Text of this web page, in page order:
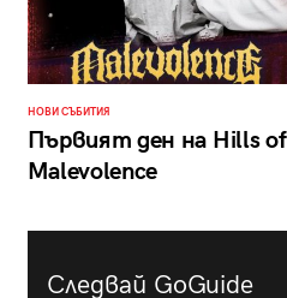
НОВИ СЪБИТИЯ
Първият ден на Hills of
Malevolence
Следвай GoGuide